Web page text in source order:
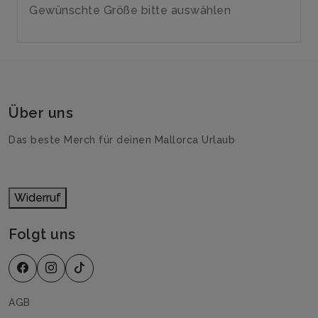
Gewünschte Größe bitte auswählen
Über uns
Das beste Merch für deinen Mallorca Urlaub
Widerruf
Folgt uns
AGB